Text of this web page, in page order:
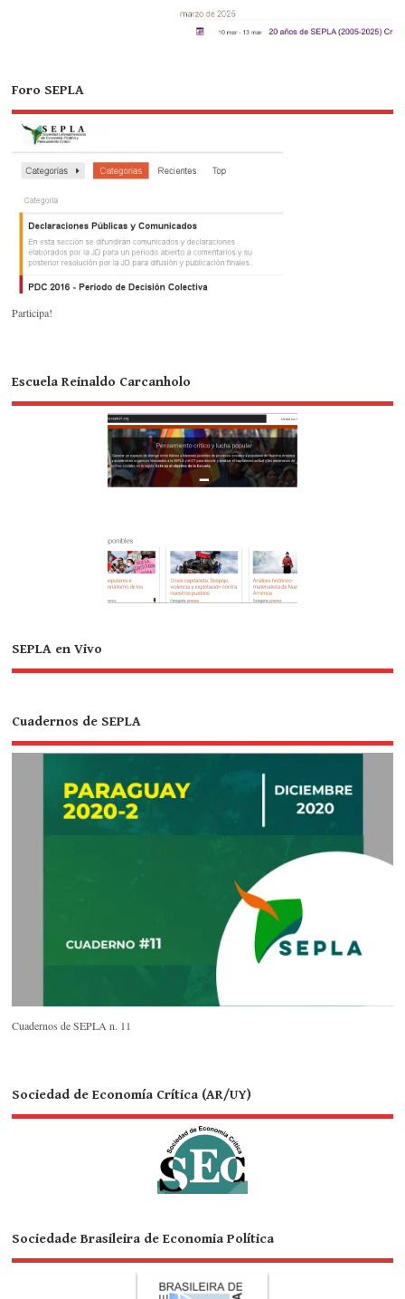
Foro SEPLA
Participa!
Escuela Reinaldo Carcanholo
SEPLA en Vivo
Cuadernos de SEPLA
Cuadernos de SEPLA n. 11
Sociedad de Economía Crítica (AR/UY)
Sociedade Brasileira de Economia Política